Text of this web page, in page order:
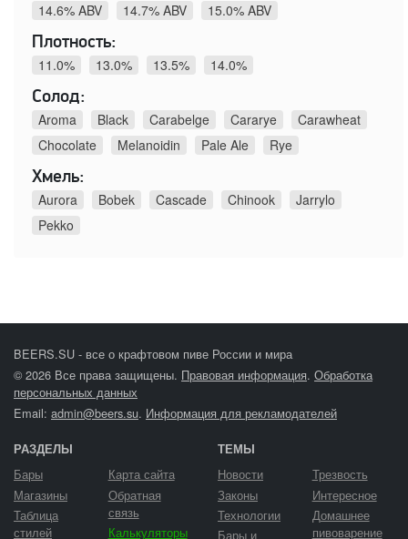
14.6% ABV
14.7% ABV
15.0% ABV
Плотность:
11.0%
13.0% 13.5%
14.0%
Солод:
Aroma
Black Carabelge Cararye
Carawheat
Chocolate
Melanoidin Pale Ale
Rye
Хмель:
Aurora
Bobek Cascade Chinook
Jarrylo
Pekko
BEERS.SU - все о крафтовом пиве России и мира
© 2026 Все права защищены. Правовая информация. Обработка
персональных данных
Email: admin@beers.su. Информация для рекламодателей
РАЗДЕЛЫ
Бары
Магазины
Таблица
стилей
Карта сайта
Обратная
связь
Калькуляторы
ТЕМЫ
Новости
Законы
Технологии
Бары и
Трезвость
Интересное
Домашнее
пивоварение